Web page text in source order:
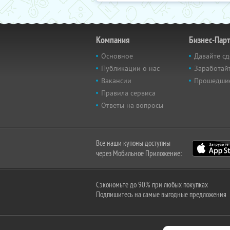
Компания
Основное
Публикации о нас
Вакансии
Правила сервиса
Ответы на вопросы
Бизнес-
Давайте
Все наши купоны доступны
через Мобильное Приложение:
Сэкономьте до 90% при любых покупках
Подпишитесь на самые выгодные предложения